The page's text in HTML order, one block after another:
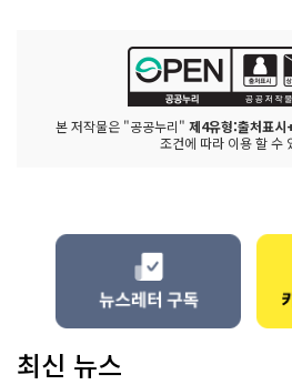
본 저작물은 "공공누리" 제4유형:출처표시
조건에 따라 이용 할 수
최신 뉴스